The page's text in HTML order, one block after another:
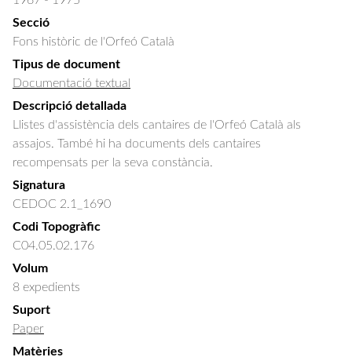
Secció
Fons històric de l'Orfeó Català
Tipus de document
Documentació textual
Descripció detallada
Llistes d'assistència dels cantaires de l'Orfeó Català als
assajos. També hi ha documents dels cantaires
recompensats per la seva constància.
Signatura
CEDOC 2.1_1690
Codi Topogràfic
C04.05.02.176
Volum
8 expedients
Suport
Paper
Matèries